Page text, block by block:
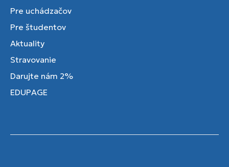
Pre uchádzačov
Pre študentov
Aktuality
Stravovanie
Darujte nám 2%
EDUPAGE